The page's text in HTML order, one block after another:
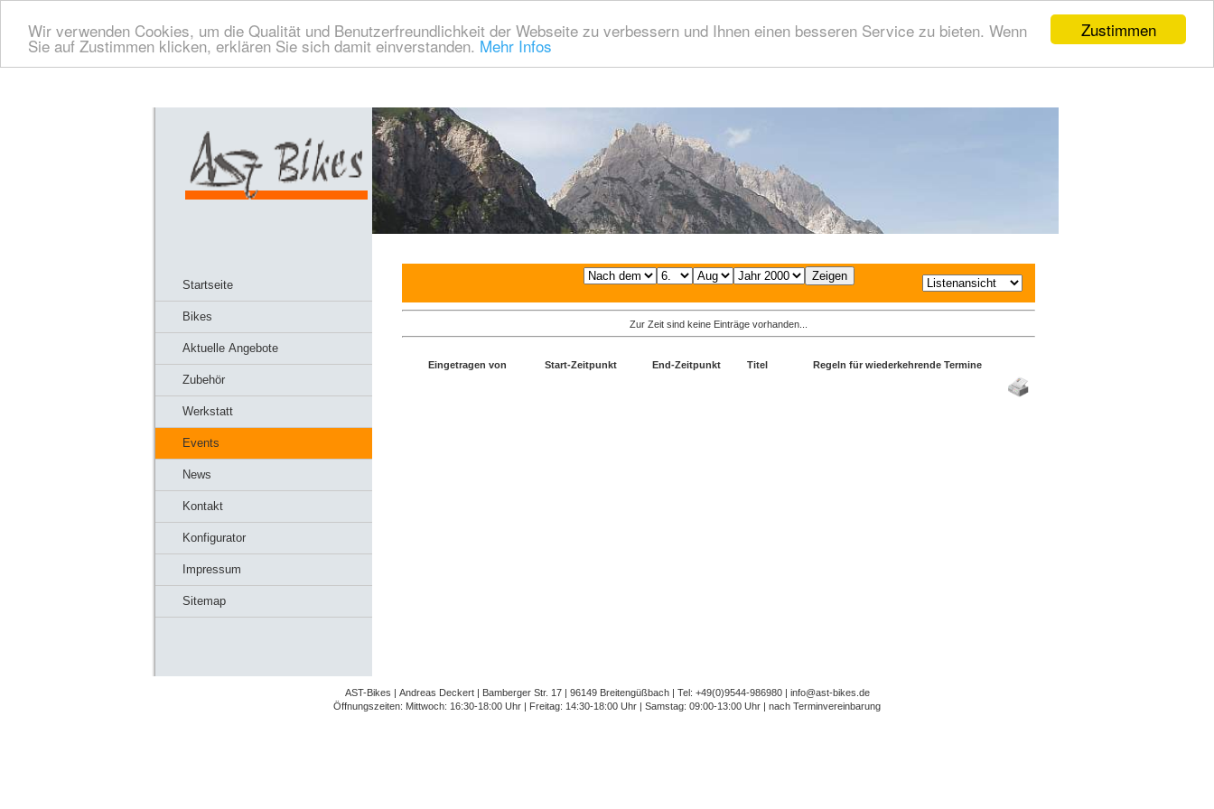
Zustimmen
Wir verwenden Cookies, um die Qualität und Benutzerfreundlichkeit der Webseite zu verbessern und Ihnen einen besseren Service zu bieten. Wenn
Sie auf Zustimmen klicken, erklären Sie sich damit einverstanden. Mehr Infos
Startseite
Bikes
Aktuelle Angebote
Zubehör
Werkstatt
Events
News
Kontakt
Konfigurator
Impressum
Sitemap
Zur Zeit sind keine Einträge vorhanden...
Eingetragen von Start-Zeitpunkt End-Zeitpunkt Titel Regeln für wiederkehrende Termine
AST-Bikes | Andreas Deckert | Bamberger Str. 17 | 96149 Breitengüßbach | Tel: +49(0)9544-986980 | info@ast-bikes.de
Öffnungszeiten: Mittwoch: 16:30-18:00 Uhr | Freitag: 14:30-18:00 Uhr | Samstag: 09:00-13:00 Uhr | nach Terminvereinbarung